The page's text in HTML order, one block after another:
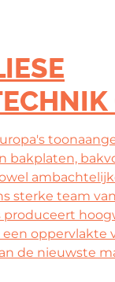
bakplaten,
sterke team
produceert
oppervlakte
de nieuwste